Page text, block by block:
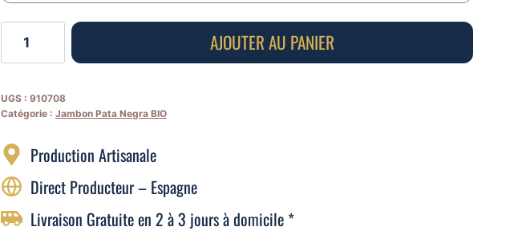
Iberique
bio
Gran
Reserva
AJOUTER AU PANIER
UGS : 910708
Catégorie : Jambon Pata Negra BIO
Production Artisanale
Direct Producteur – Espagne
Livraison Gratuite en 2 à 3 jours à domicile *